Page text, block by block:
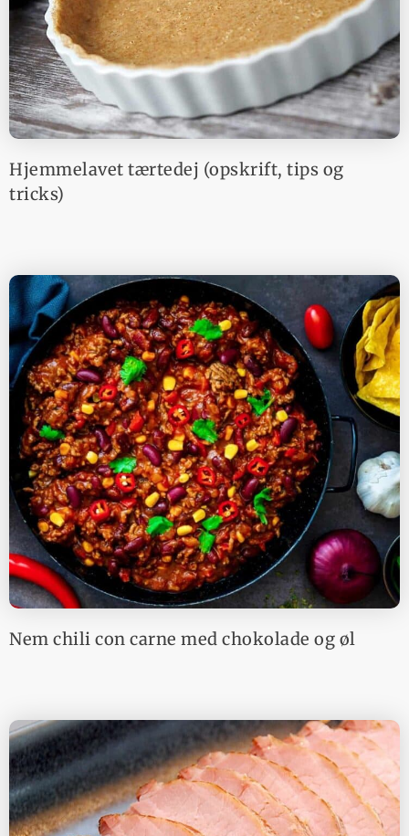
Hjemmelavet tærtedej (opskrift, tips og
tricks)
Nem chili con carne med chokolade og øl